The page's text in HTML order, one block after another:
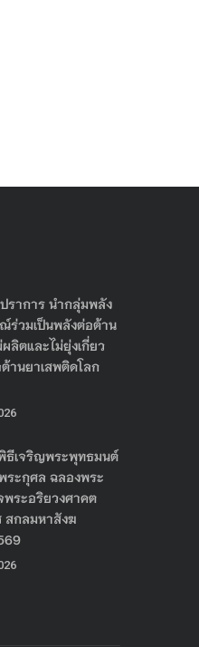
ราการ นำกลุ่มพลัง
ร่วมเป็นพลังต่อต้าน
ลิตและไม่ยุ่งเกี่ยว
านยาเสพติดโลก
ธีเจริญพระพุทธมนต์
ะกุศล ฉลองพระ
ระอริยวงศาคต
สกลมหาสังฆ